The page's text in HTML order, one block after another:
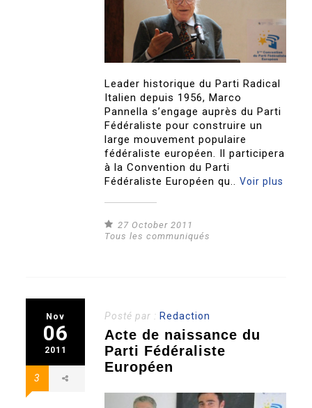
Leader historique du Parti Radical
Italien depuis 1956, Marco
Pannella s’engage auprès du Parti
Fédéraliste pour construire un
large mouvement populaire
fédéraliste européen. Il participera
à la Convention du Parti
Fédéraliste Européen qu..Voir plus
27 October 2011
Tous les communiqués
Nov
06
2011
3
Posté par : Redaction
Acte de naissance du
Parti Fédéraliste
Européen